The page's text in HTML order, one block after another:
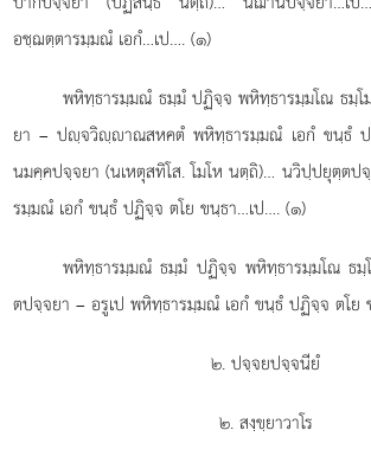
อชฺฌตฺตารมฺมณํ เอกํ…เป…. (๑)
พหิทฺธารมฺมณํ ธมฺมํ ปฏิจฺจ พหิทฺธารมฺมโณ ธมฺ
ยา – ปฺจวิฺาณสหคตํ พหิทฺธารมฺมณํ เอกํ ขนฺธํ
นมคฺคปจฺจยา (นเหตุสทิโส. โมโห นตฺถิ)… นวิปฺปยุตฺตป
รมฺมณํ เอกํ ขนฺธํ ปฏิจฺจ ตโย ขนฺธา…เป…. (๑)
พหิทฺธารมฺมณํ ธมฺมํ ปฏิจฺจ พหิทฺธารมฺมโณ ธ
ตปจฺจยา – อรูเป พหิทฺธารมฺมณํ เอกํ ขนฺธํ ปฏิจฺจ ตโย
๒. ปจฺจยปจฺจนียํ
๒. สงฺขฺยาวาโร